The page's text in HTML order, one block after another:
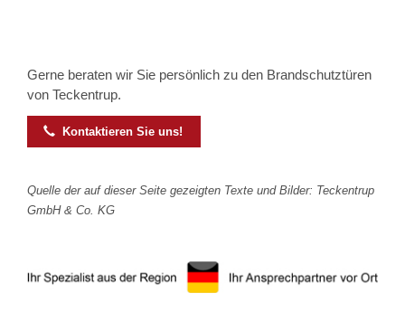
Gerne beraten wir Sie persönlich zu den Brandschutztüren
von Teckentrup.
 Kontaktieren Sie uns!
Quelle der auf dieser Seite gezeigten Texte und Bilder: Teckentrup
GmbH & Co. KG